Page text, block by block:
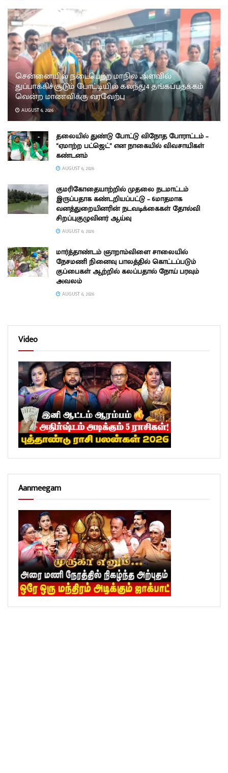
சென்னையில் நடைபெற்ற மாநில அளவில்
துப்பாக்கிச்சூடும் போட்டியில் கலந்து4 தங்கப்பதக்கம்
வென்ற மாணவிக்கு வரவேற்பு
AUGUST 6, 2026
தலையில் துண்டு போட்டு விநோத போராட்டம் –
“ஏமாற்ற பட்ஜெட்” என நாகையில் விவசாயிகள்
கண்டனம்
AUGUST 6, 2026
குமரிகோதையாற்றில் முதலை நடமாட்டம்
இருப்பதாக கண்டறியப்பட்டு – 6மாதமாக
வனத்துறையினரின் நடவடிக்கைகள் தோல்வி
சிறப்புகுழுவினர் ஆய்வு
AUGUST 6, 2026
மார்த்தாண்டம் ஞாறாம்விளை சாலையில்
நேசமணி நினைவு பாலத்தில் கொட்டப்படும்
குப்பைகள் ஆற்றில் கலப்பதால் நோய் பரவும்
அவலம்
AUGUST 6, 2026
Video
Aanmeegam